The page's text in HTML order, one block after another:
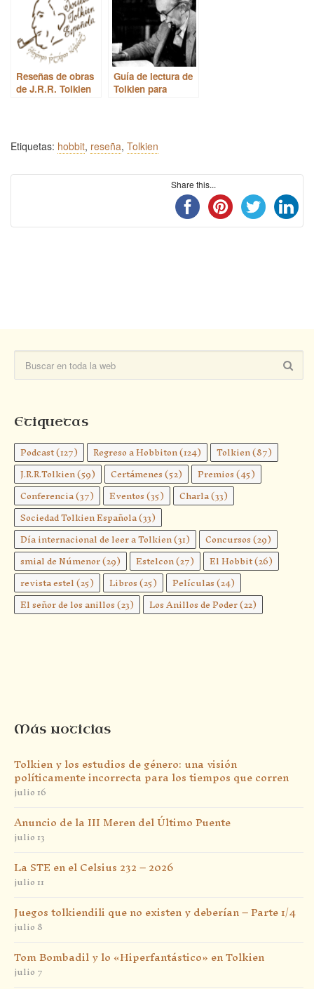
Reseñas de obras
de J.R.R. Tolkien
Guía de lectura de
Tolkien para
Etiquetas: hobbit, reseña, Tolkien
Share this...
Etiquetas
Podcast(127) Regreso a Hobbiton(124) Tolkien(87)
J.R.R.Tolkien(59) Certámenes(52) Premios(45)
Conferencia(37) Eventos(35) Charla(33)
Sociedad Tolkien Española(33)
Día internacional de leer a Tolkien(31) Concursos(29)
smial de Númenor(29) Estelcon(27) El Hobbit(26)
revista estel(25) Libros(25) Películas(24)
El señor de los anillos(23) Los Anillos de Poder(22)
Más noticias
Tolkien y los estudios de género: una visión
políticamente incorrecta para los tiempos que corren
julio 16
Anuncio de la III Meren del Último Puente
julio 13
La STE en el Celsius 232 – 2026
julio 11
Juegos tolkiendili que no existen y deberían – Parte 1/4
julio 8
Tom Bombadil y lo «Hiperfantástico» en Tolkien
julio 7